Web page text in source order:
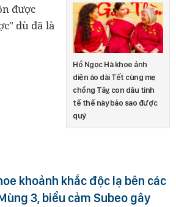
Hồ Ngọc Hà khoe ảnh
diện áo dài Tết cùng mẹ
chồng Tây, con dâu tinh
tế thế này bảo sao được
quý
được
dù đã là
khoảnh khắc độc lạ bên các
3, biểu cảm Subeo gây